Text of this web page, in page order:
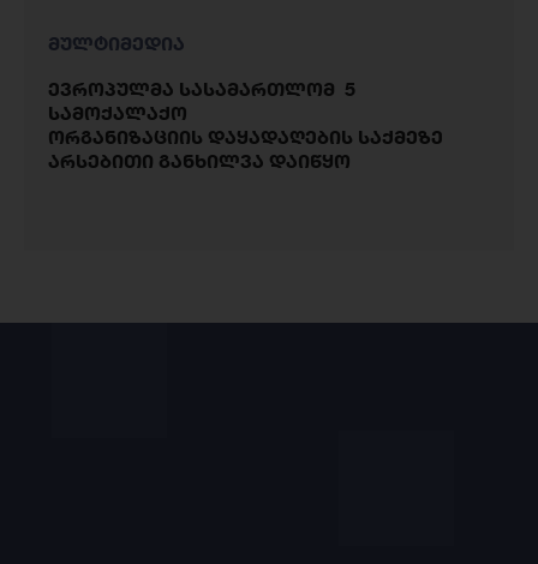
მულტიმედია
ევროპულმა სასამართლომ 5
სამოქალაქო
ორგანიზაციის დაყადაღების საქმეზე
არსებითი განხილვა დაიწყო